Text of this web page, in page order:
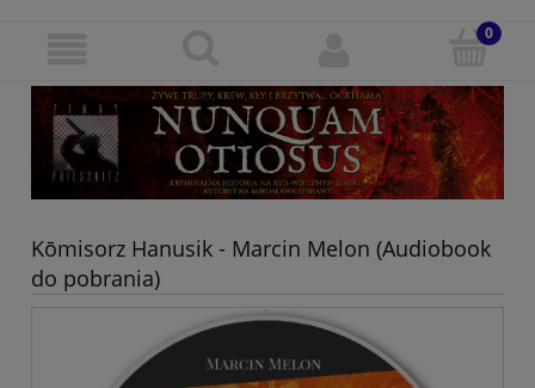
Kōmisorz Hanusik - Marcin Melon (Audiobook
do pobrania)